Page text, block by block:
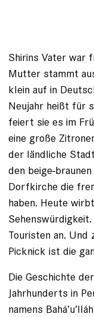
Shirins Vater war
Mutter stammt
klein auf in
Neujahr heißt für
feiert sie es im
eine große
der ländliche
den beige-
Dorfkirche die
haben. Heute
Touristen an.
Picknick ist die
Die Geschichte
Jahrhunderts in
namens